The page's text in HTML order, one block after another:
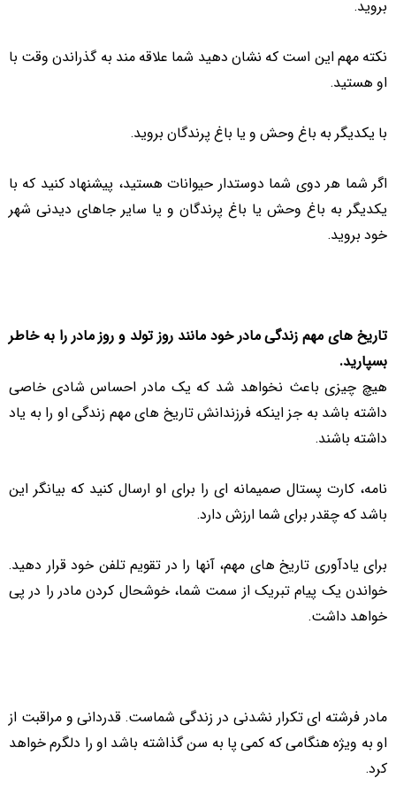
بروید.
نکته مهم این است که نشان دهید شما علاقه مند به گذراندن وقت با
او هستید.
با یکدیگر به باغ وحش و یا باغ پرندگان بروید.
اگر شما هر دوی شما دوستدار حیوانات هستید، پیشنهاد کنید که با
یکدیگر به باغ وحش یا باغ پرندگان و یا سایر جاهای دیدنی شهر
خود بروید.
تاریخ های مهم زندگی مادر خود مانند روز تولد و روز مادر را به خاطر
بسپارید.
هیچ چیزی باعث نخواهد شد که یک مادر احساس شادی خاصی
داشته باشد به جز اینکه فرزندانش تاریخ های مهم زندگی او را به یاد
داشته باشند.
نامه، کارت پستال صمیمانه ای را برای او ارسال کنید که بیانگر این
باشد که چقدر برای شما ارزش دارد.
برای یادآوری تاریخ های مهم، آنها را در تقویم تلفن خود قرار دهید.
خواندن یک پیام تبریک از سمت شما، خوشحال کردن مادر را در پی
خواهد داشت.
مادر فرشته ای تکرار نشدنی در زندگی شماست. قدردانی و مراقبت از
او به ویژه هنگامی که کمی پا به سن گذاشته باشد او را دلگرم خواهد
کرد.